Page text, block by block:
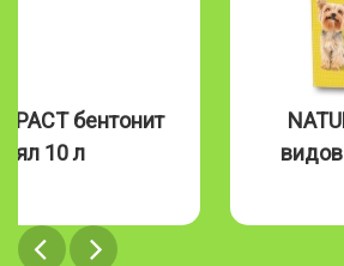
бентонит
бял 10 л